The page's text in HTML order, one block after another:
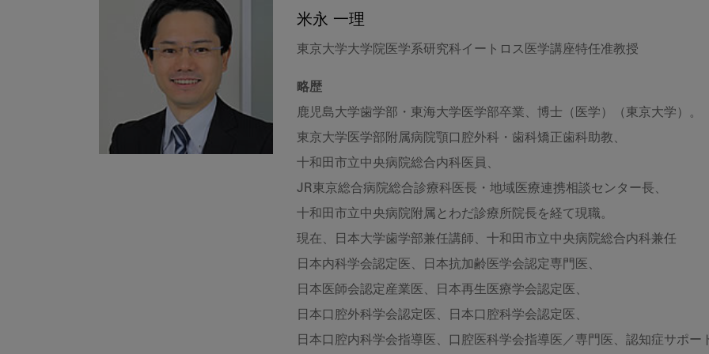
米永 一理
東京大学大学院医学系研究科イートロス医学講座特任准教授
略歴
鹿児島大学歯学部・東海大学医学部卒業、博士（医学）（東京大学）。
東京大学医学部附属病院顎口腔外科・歯科矯正歯科助教、
十和田市立中央病院総合内科医員、
JR東京総合病院総合診療科医長・地域医療連携相談センター長、
十和田市立中央病院附属とわだ診療所院長を経て現職。
現在、日本大学歯学部兼任講師、十和田市立中央病院総合内科兼任
日本内科学会認定医、日本抗加齢医学会認定専門医、
日本医師会認定産業医、日本再生医療学会認定医、
日本口腔外科学会認定医、日本口腔科学会認定医、
日本口腔内科学会指導医、口腔医科学会指導医／専門医、認知症サポー